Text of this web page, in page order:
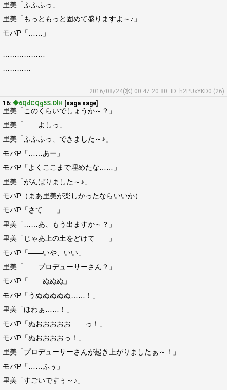
里美「ふふふっ」
里美「もっともっと固めて盛りますよ～♪」
モバP「……」
2016/08/24(水) 00:47:20.80
ID: h2PUxYKD0 (26)
16: ◆6QdCQg5S.DlH [saga sage]
里美「このくらいでしょうか～？」
里美「……よしっ」
里美「ふふふっ、できました～♪」
モバP「……あー」
モバP「よくここまで埋めたな……」
里美「がんばりました～♪」
モバP（まあ里美が楽しかったならいいか）
モバP「さて……」
里美「……あ、もう出ますか～？」
里美「じゃあ上の土をどけて――」
モバP「――いや、いい」
里美「……プロデューサーさん？」
モバP「……ぬぬぬ」
モバP「うぬぬぬぬぬ……！」
里美「ほわぁ……！」
モバP「ぬおおおおお……っ！」
モバP「ぬおおおおっ！」
里美「プロデューサーさんが起き上がりましたぁ～！」
モバP「……ふぅ」
里美「すごいですぅ～♪」